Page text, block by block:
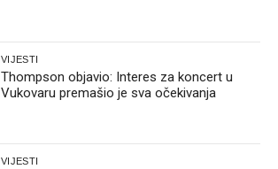
VIJESTI
Thompson objavio: Interes za koncert u
Vukovaru premašio je sva očekivanja
VIJESTI